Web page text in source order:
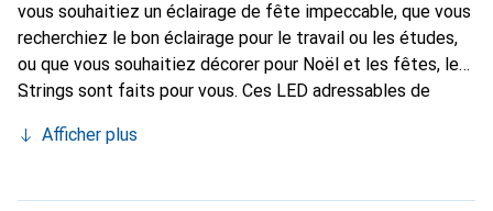
vous souhaitiez un éclairage de fête impeccable, que vous
recherchiez le bon éclairage pour le travail ou les études,
ou que vous souhaitiez décorer pour Noël et les fêtes, les
Strings sont faits pour vous. Ces LED adressables de
en différentes longueurs et avec un nombre variable
et une qualité de couleur exceptionnelles dans plus de 16
Afficher plus